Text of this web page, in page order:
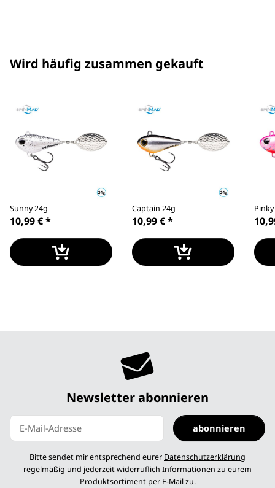
Wird häufig zusammen gekauft
Sunny 24g
10,99 €*
Captain 24g
10,99 €*
Newsletter abonnieren
abonnieren
Bitte sendet mir entsprechend eurer Datenschutzerklärung
regelmäßig und jederzeit widerruflich Informationen zu eurem
Produktsortiment per E-Mail zu.